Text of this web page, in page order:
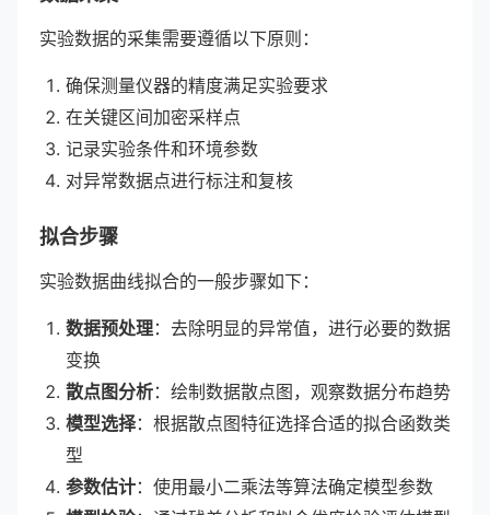
实验数据的采集需要遵循以下原则：
确保测量仪器的精度满足实验要求
在关键区间加密采样点
记录实验条件和环境参数
对异常数据点进行标注和复核
拟合步骤
实验数据曲线拟合的一般步骤如下：
数据预处理：去除明显的异常值，进行必要的数据
变换
散点图分析：绘制数据散点图，观察数据分布趋势
模型选择：根据散点图特征选择合适的拟合函数类
型
参数估计：使用最小二乘法等算法确定模型参数